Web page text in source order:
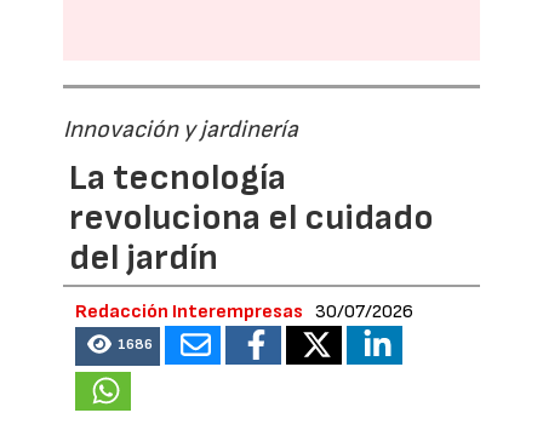
Innovación y jardinería
La tecnología
revoluciona el cuidado
del jardín
Redacción Interempresas 30/07/2026
1686